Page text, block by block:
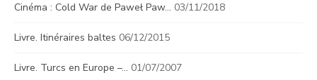
Cinéma : Cold War de Paweł Paw… 03/11/2018
Livre. Itinéraires baltes 06/12/2015
Livre. Turcs en Europe –… 01/07/2007